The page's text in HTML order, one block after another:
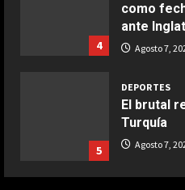
COCINA
Buñuelos
Aprile 5,
5
COCINA
Ternera
4
como
ante
Agosto 7,
5
DEPORTES
El brutal
Turquía
Agosto 7,